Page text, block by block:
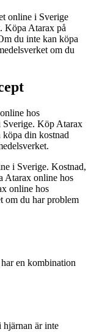
online i Sverige
Köpa Atarax på
du inte kan köpa
om du
hos
Köp Atarax
din kostnad
i Sverige. Kostnad,
Atarax online hos
online hos
om du har problem
en kombination
hjärnan är inte